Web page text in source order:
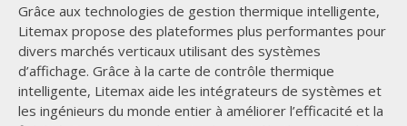
Grâce aux technologies de gestion thermique intelligente,
Litemax propose des plateformes plus performantes pour
divers marchés verticaux utilisant des systèmes
d’affichage. Grâce à la carte de contrôle thermique
intelligente, Litemax aide les intégrateurs de systèmes et
les ingénieurs du monde entier à améliorer l’efficacité et la